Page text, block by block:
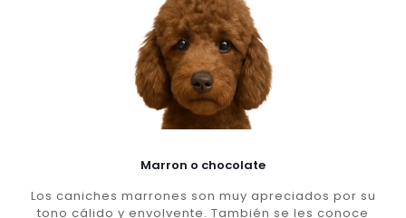
Marron o chocolate
Los caniches marrones son muy apreciados por su
tono cálido y envolvente. También se les conoce